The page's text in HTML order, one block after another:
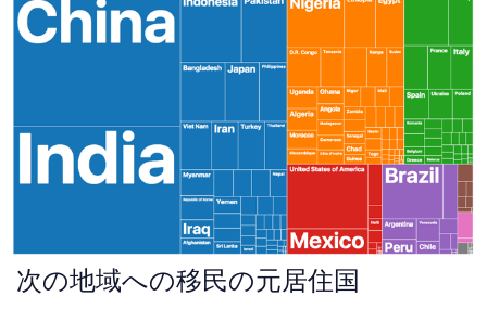
次の地域への移民の元居住国